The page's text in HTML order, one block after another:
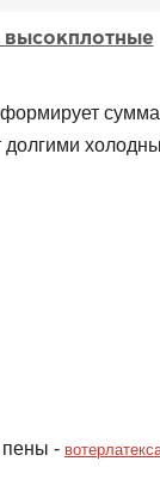
высокплотные
формирует
долгими
пены -